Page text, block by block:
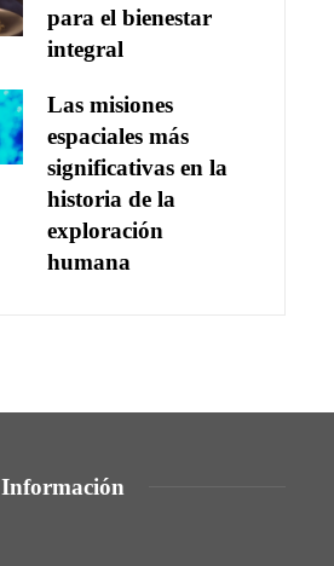
para el bienestar
integral
Las misiones
espaciales más
significativas en la
historia de la
exploración
humana
Información